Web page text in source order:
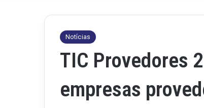
Notícias
TIC Provedores
empresas
e